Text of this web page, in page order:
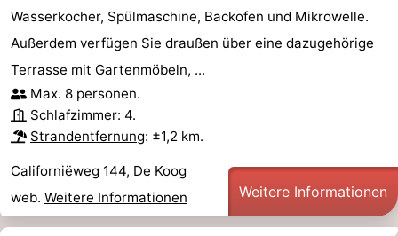
Ameland
-
Terschelling
-
-
Natur
-
Wasserkocher, Spülmaschine, Backofen und Mikrowelle.
Außerdem verfügen Sie draußen über eine dazugehörige
Terrasse mit Gartenmöbeln, ...
Max. 8 personen.
Schlafzimmer: 4.
Strandentfernung: ±1,2 km.
Californiëweg 144, De Koog
web. Weitere Informationen Weitere Informationen